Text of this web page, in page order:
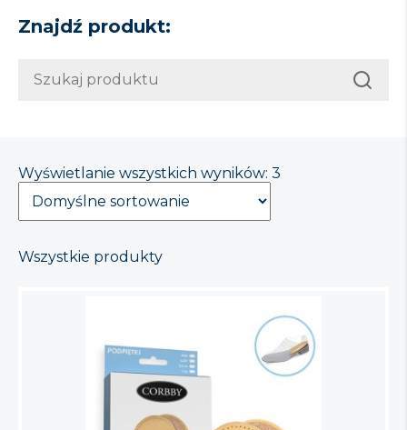
Znajdź produkt:
Wyświetlanie wszystkich wyników: 3
Wszystkie produkty